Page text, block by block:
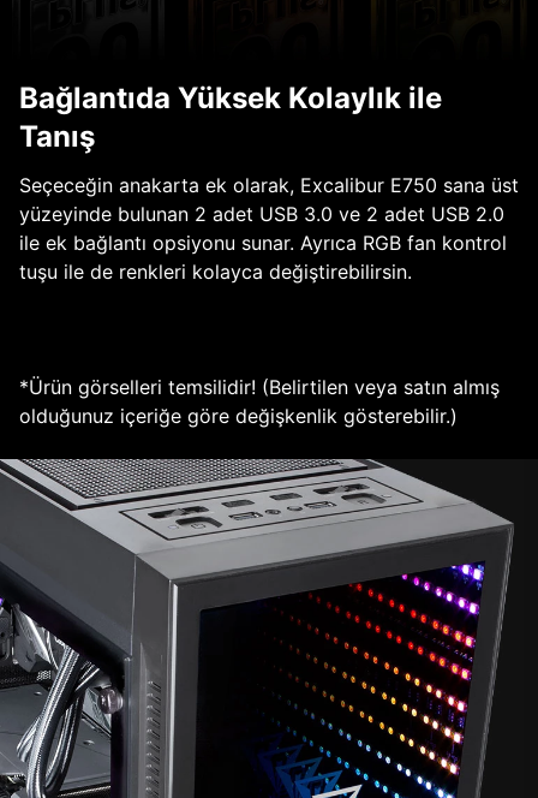
Bağlantıda Yüksek Kolaylık ile
Tanış
Seçeceğin anakarta ek olarak, Excalibur E750 sana üst
yüzeyinde bulunan 2 adet USB 3.0 ve 2 adet USB 2.0
ile ek bağlantı opsiyonu sunar. Ayrıca RGB fan kontrol
tuşu ile de renkleri kolayca değiştirebilirsin.
*Ürün görselleri temsilidir! (Belirtilen veya satın almış
olduğunuz içeriğe göre değişkenlik gösterebilir.)